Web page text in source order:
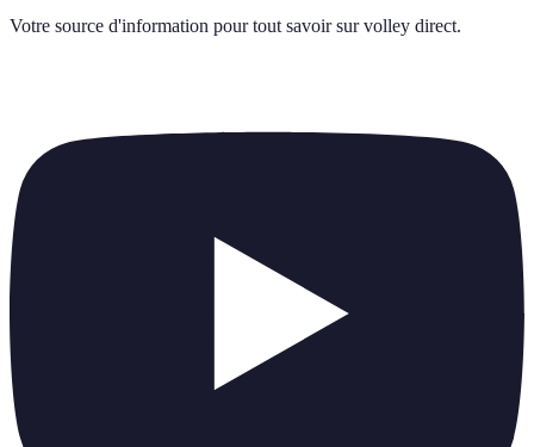
Votre source d'information pour tout savoir sur volley direct.